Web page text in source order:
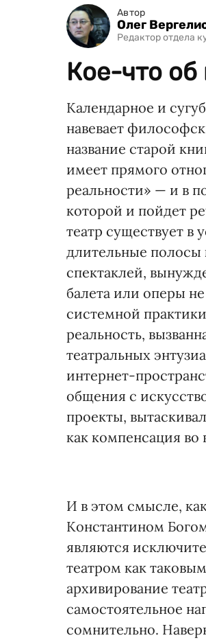
Автор
Олег
Редактор отдела
Кое-что об
Календарное и
навевает
название старой
имеет прямого
реальности» — и в
которой и пойдет
театр существует в
длительные полосы
спектаклей,
балета или оперы
системной
реальность,
театральных
интернет-
общения с
проекты,
как компенсация во
И в этом смысле,
Константином
являются
театром как
архивирование
самостоятельное
сомнительно.